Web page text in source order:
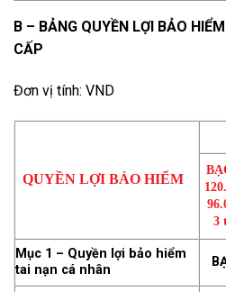
B – BẢNG QUYỀN LỢI BẢO
CẤP
Đơn vị tính: VND
QUYỀNLỢIBẢOHIỂM
3
Mục 1 – Quyền lợi bảo hiểm
tai nạn cá nhân